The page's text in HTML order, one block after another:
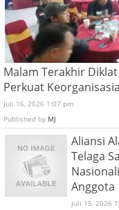
Malam Terakhir Diklat
Perkuat
Juli 16, 2026 1:07 pm
Published by MJ
Aliansi
Telaga
Anggota
Juli 15, 2026